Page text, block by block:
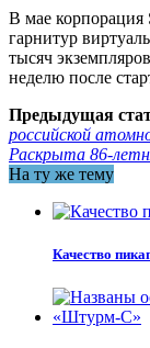
В мае корпорация
гарнитур
тысяч
неделю после
Предыдущая
российской
Раскрыта 86-
На ту же тему
Качество